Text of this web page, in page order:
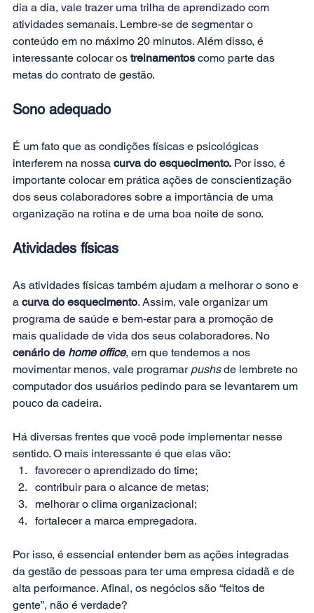
dia a dia, vale trazer uma trilha de aprendizado com
atividades semanais. Lembre-se de segmentar o
conteúdo em no máximo 20 minutos. Além disso, é
interessante colocar os treinamentos como parte das
metas do contrato de gestão.
Sono adequado
É um fato que as condições físicas e psicológicas
interferem na nossa curva do esquecimento. Por isso, é
importante colocar em prática ações de conscientização
dos seus colaboradores sobre a importância de uma
organização na rotina e de uma boa noite de sono.
Atividades físicas
As atividades físicas também ajudam a melhorar o sono e
a curva do esquecimento. Assim, vale organizar um
programa de saúde e bem-estar para a promoção de
mais qualidade de vida dos seus colaboradores. No
cenário de home office, em que tendemos a nos
movimentar menos, vale programar pushs de lembrete no
computador dos usuários pedindo para se levantarem um
pouco da cadeira.
Há diversas frentes que você pode implementar nesse
sentido. O mais interessante é que elas vão:
favorecer o aprendizado do time;
contribuir para o alcance de metas;
melhorar o clima organizacional;
fortalecer a marca empregadora.
Por isso, é essencial entender bem as ações integradas
da gestão de pessoas para ter uma empresa cidadã e de
alta performance. Afinal, os negócios são “feitos de
gente”, não é verdade?